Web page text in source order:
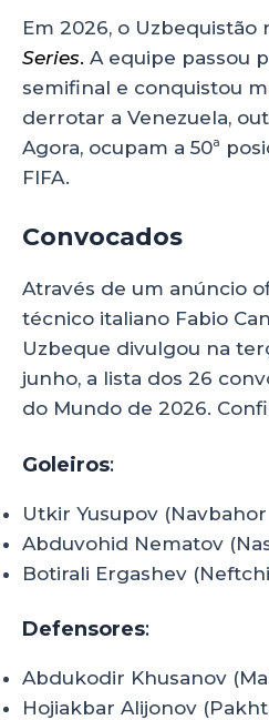
Em 2026, o Uzbequistão
Series. A equipe passou
semifinal e conquistou
derrotar a Venezuela,
Agora, ocupam a 50ª
FIFA.
Convocados
Através de um anúncio
técnico italiano Fabio
Uzbeque divulgou na
junho, a lista dos 26
do Mundo de 2026.
Goleiros:
Utkir Yusupov
Abduvohid Nematov
Botirali Ergashev
Defensores:
Abdukodir Khusanov
Hojiakbar Alijonov